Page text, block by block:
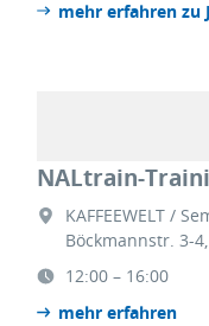
mehr erfahren zu
NALtrain-
KAFFEEWELT /
Böckmannstr. 3-
12:00 – 16:00
mehr erfahren